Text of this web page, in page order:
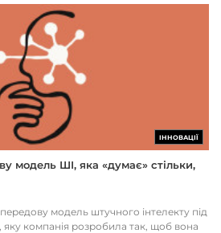
ІННОВАЦІЇ
модель ШІ, яка «думає» стільки,
модель штучного інтелекту під
компанія розробила так, щоб вона